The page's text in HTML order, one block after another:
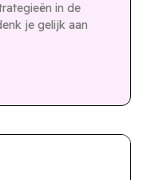
in de
je gelijk aan